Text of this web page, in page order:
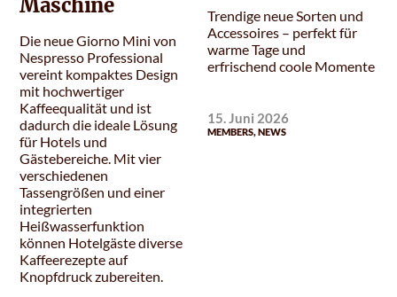
Maschine
Die neue Giorno Mini von
Nespresso Professional
vereint kompaktes Design
mit hochwertiger
Kaffeequalität und ist
dadurch die ideale Lösung
für Hotels und
Gästebereiche. Mit vier
verschiedenen
Tassengrößen und einer
integrierten
Heißwasserfunktion
können Hotelgäste diverse
Kaffeerezepte auf
Knopfdruck zubereiten.
Trendige neue Sorten und
Accessoires – perfekt für
warme Tage und
erfrischend coole Momente
15. Juni 2026
MEMBERS,NEWS